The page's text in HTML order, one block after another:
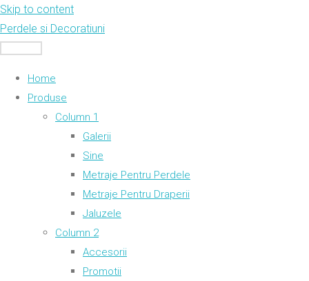
Skip to content
Perdele si Decoratiuni
Home
Produse
Column 1
Galerii
Sine
Metraje Pentru Perdele
Metraje Pentru Draperii
Jaluzele
Column 2
Accesorii
Promotii